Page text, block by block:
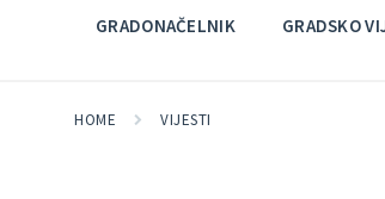
GRADONAČELNIK GRADSKO
HOME VIJESTI